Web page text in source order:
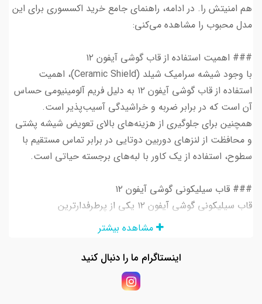
هم امنیتش را. در ادامه، راهنمای جامع خرید اکسسوری برای این
مدل محبوب را مشاهده می‌کنی:
### اهمیت استفاده از قاب گوشی آیفون ۱۲
با وجود شیشه سرامیک شیلد (Ceramic Shield)، اهمیت
استفاده از قاب گوشی آیفون ۱۲ به دلیل فریم آلومینیومی حساس
آن است که در برابر ضربه و خراشیدگی آسیب‌پذیر است.
همچنین برای جلوگیری از هزینه‌های بالای تعویض شیشه پشتی
و محافظت از لنزهای دوربین دوتایی در برابر تماس مستقیم با
سطوح، استفاده از یک کاور با لبه‌های برجسته حیاتی است.
### قاب سیلیکونی گوشی آیفون ۱۲
قاب سیلیکونی گوشی آیفون ۱۲ یکی از پرطرفدارترین
انتخاب‌هاست. این قاب‌ها با پوشش داخلی میکروفایبر (مخملی)
از ایجاد خراش‌های میکروسکوپی روی بدنه جلوگیری می‌کنند.
سیلیکون اورجینال با خاصیت ضدلک و چسبندگی عالی در
دست، حس امنیت و لطافت بی‌نظیری به کاربر می‌دهد و در
رنگ‌بندی‌های متنوع برای هر سلیقه‌ای موجود است.
مشاهده بیشتر
اینستاگرام ما را دنبال کنید